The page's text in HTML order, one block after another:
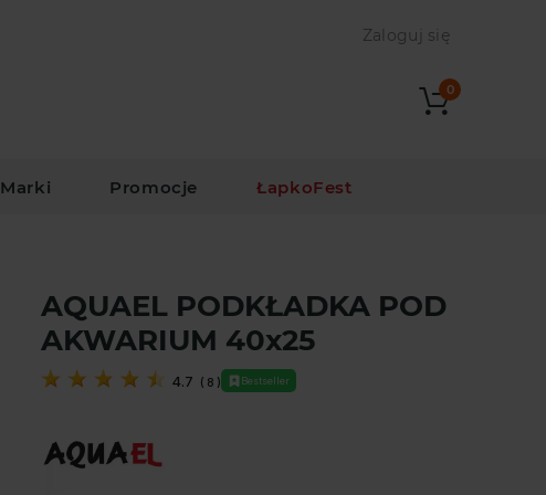
Zaloguj się
0
Marki Promocje ŁapkoFest
AQUAEL PODKŁADKA POD
AKWARIUM 40x25
4.7 ( 8 ) Bestseller